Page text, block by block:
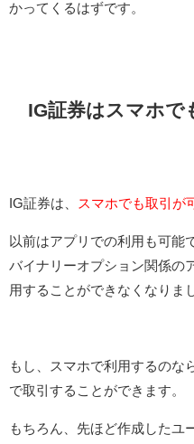
かってくるはずです。
IG証券はスマホで
IG証券は、 スマホでも取引が
以前はアプリでの利用も可能
バイナリーオプション関係の
用することができなくなりま
もし、スマホで利用するのな
で取引することができます。
もちろん、先ほど作成したユ